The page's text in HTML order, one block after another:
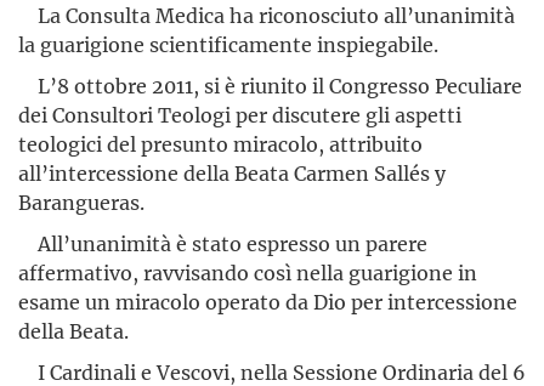
La Consulta Medica ha riconosciuto all’unanimità
la guarigione scientificamente inspiegabile.
L’8 ottobre 2011, si è riunito il Congresso Peculiare
dei Consultori Teologi per discutere gli aspetti
teologici del presunto miracolo, attribuito
all’intercessione della Beata Carmen Sallés y
Barangueras.
All’unanimità è stato espresso un parere
affermativo, ravvi­sando così nella guarigione in
esame un miracolo operato da Dio per intercessione
della Beata.
I Cardinali e Vescovi, nella Sessione Ordinaria del 6